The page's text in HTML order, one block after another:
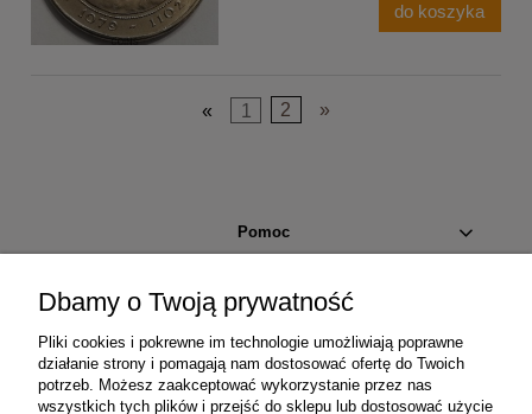
do koszyka
« 1 2 »
Pomoc
Moje konto
Płatności i dostawa
Informacje
Dbamy o Twoją prywatność
Pliki cookies i pokrewne im technologie umożliwiają poprawne
działanie strony i pomagają nam dostosować ofertę do Twoich
potrzeb. Możesz zaakceptować wykorzystanie przez nas
wszystkich tych plików i przejść do sklepu lub dostosować użycie